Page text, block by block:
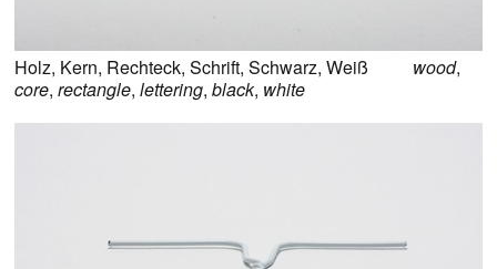
Holz, Kern, Rechteck, Schrift, Schwarz, Weiß wood,
core, rectangle, lettering, black, white